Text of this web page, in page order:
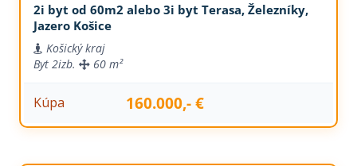
2i byt od 60m2 alebo 3i byt Terasa, Železníky,
Jazero Košice
Košický kraj
Byt 2izb. 60 m²
Kúpa 160.000,- €